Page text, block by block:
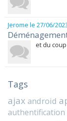
Jerome le 27/06/
et du
Tags
ajax android
authentification